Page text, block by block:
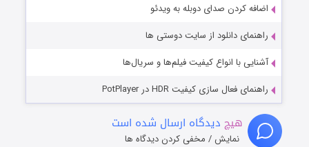
اضافه کردن صدای دوبله به ویدئو
راهنمای دانلود از سایت دوستی ها
آشنایی با انواع کیفیت فیلم‌ها و سریال‌ها
راهنمای فعال سازی کیفیت HDR در PotPlayer
هیچ دیدگاه ارسال شده است
نمایش / مخفی کردن دیدگاه ها